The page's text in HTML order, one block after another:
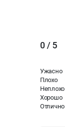
0 / 5
Ужасно
Плохо
Неплохо
Хорошо
Отлично